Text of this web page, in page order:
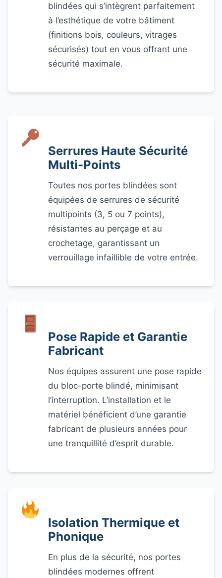
blindées qui s’intègrent parfaitement
à l’esthétique de votre bâtiment
(finitions bois, couleurs, vitrages
sécurisés) tout en vous offrant une
sécurité maximale.
Serrures Haute Sécurité
Multi-Points
Toutes nos portes blindées sont
équipées de serrures de sécurité
multipoints (3, 5 ou 7 points),
résistantes au perçage et au
crochetage, garantissant un
verrouillage infaillible de votre entrée.
Pose Rapide et Garantie
Fabricant
Nos équipes assurent une pose rapide
du bloc-porte blindé, minimisant
l’interruption. L’installation et le
matériel bénéficient d’une garantie
fabricant de plusieurs années pour
une tranquillité d’esprit durable.
Isolation Thermique et
Phonique
En plus de la sécurité, nos portes
blindées modernes offrent